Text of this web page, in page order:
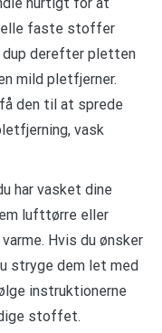
faste stoffer
dup derefter pletten
mild pletfjerner.
den til at sprede
vask
har vasket dine
lufttørre eller
Hvis du ønsker
stryge dem let med
instruktionerne
stoffet.